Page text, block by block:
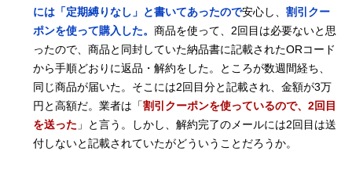
には「定期縛りなし」と書いてあったので安心し、 割引クー
ポンを使って購入した。 商品を使って、2回目は必要ないと思
ったので、商品と同封していた納品書に記載されたORコード
から手順どおりに返品・解約をした。ところが数週間経ち、
同じ商品が届いた。そこには2回目分と記載され、金額が3万
円と高額だ。業者は「 割引クーポンを使っているので、2回目
を送った 」と言う。しかし、解約完了のメールには2回目は送
付しないと記載されていたがどういうことだろうか。